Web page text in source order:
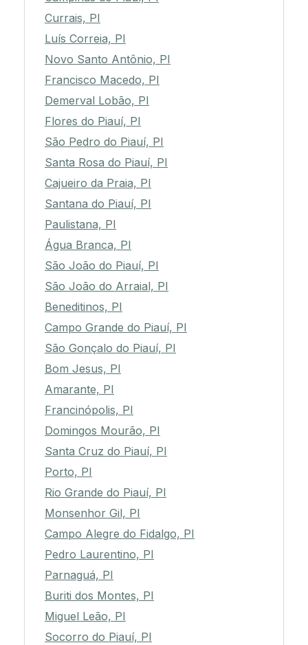
Currais, PI
Luís Correia, PI
Novo Santo Antônio, PI
Francisco Macedo, PI
Demerval Lobão, PI
Flores do Piauí, PI
São Pedro do Piauí, PI
Santa Rosa do Piauí, PI
Cajueiro da Praia, PI
Santana do Piauí, PI
Paulistana, PI
Água Branca, PI
São João do Piauí, PI
São João do Arraial, PI
Beneditinos, PI
Campo Grande do Piauí, PI
São Gonçalo do Piauí, PI
Bom Jesus, PI
Amarante, PI
Francinópolis, PI
Domingos Mourão, PI
Santa Cruz do Piauí, PI
Porto, PI
Rio Grande do Piauí, PI
Monsenhor Gil, PI
Campo Alegre do Fidalgo, PI
Pedro Laurentino, PI
Parnaguá, PI
Buriti dos Montes, PI
Miguel Leão, PI
Socorro do Piauí, PI